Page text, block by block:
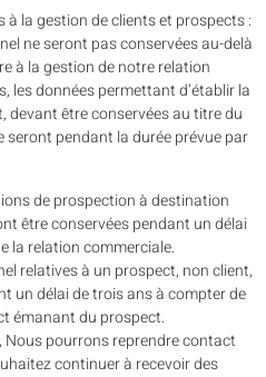
la gestion de clients et prospects :
ne seront pas conservées au-delà
à la gestion de notre relation
les données permettant d’établir la
devant être conservées au titre du
seront pendant la durée prévue par
de prospection à destination
être conservées pendant un délai
la relation commerciale.
relatives à un prospect, non client,
un délai de trois ans à compter de
émanant du prospect.
Nous pourrons reprendre contact
continuer à recevoir des